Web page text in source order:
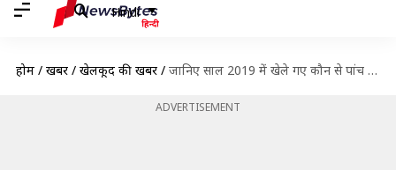
Hindi
होम / खबरें / खेलकूद की खबरें / जानिए साल 2019 में खेले गए कौन से पांच वनडे मुकाबले रहे सबसे बेहतरीन
ADVERTISEMENT